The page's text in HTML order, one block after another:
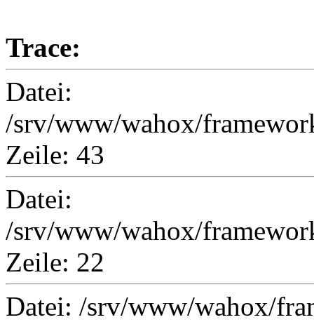
Trace:
Datei:
/srv/www/wahox/
Zeile: 43
Datei:
/srv/www/wahox/
Zeile: 22
Datei: /srv/www/wahox/